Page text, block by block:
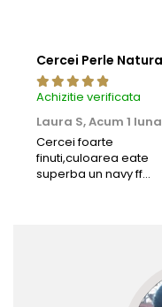
Achizitie verificata
Laura S,Acum 1 luna
Cercei foarte
finuti,culoarea eate
superba un navy ff